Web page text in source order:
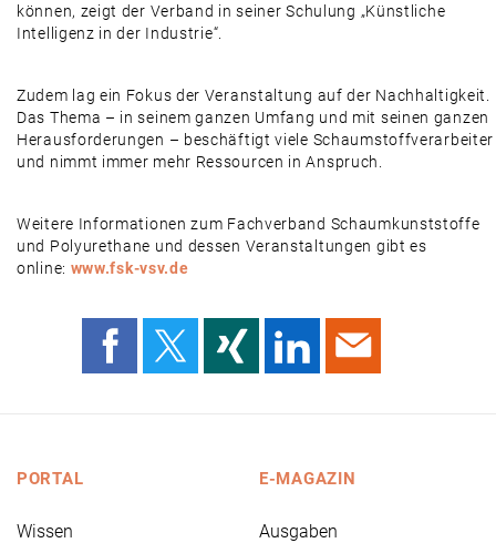
können, zeigt der Verband in seiner Schulung „Künstliche
Intelligenz in der Industrie“.
Zudem lag ein Fokus der Veranstaltung auf der Nachhaltigkeit.
Das Thema – in seinem ganzen Umfang und mit seinen ganzen
Herausforderungen – beschäftigt viele Schaumstoffverarbeiter
und nimmt immer mehr Ressourcen in Anspruch.
Weitere Informationen zum Fachverband Schaumkunststoffe
und Polyurethane und dessen Veranstaltungen gibt es
online: www.fsk-vsv.de
PORTAL
Wissen
E-MAGAZIN
Ausgaben